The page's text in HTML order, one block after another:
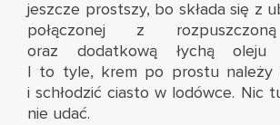
jeszcze prostszy, bo składa się z
połączonej z
oraz dodatkową łychą oleju
I to tyle, krem po prostu należy
i schłodzić ciasto w lodówce. Nic
nie udać.